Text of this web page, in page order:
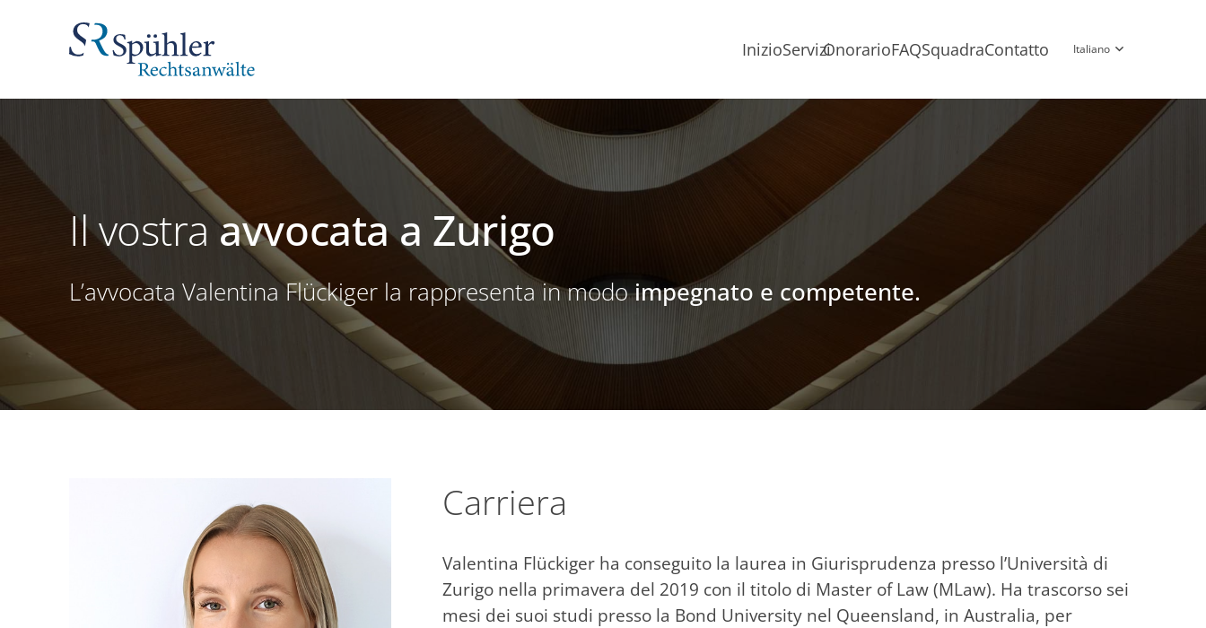
InizioServiziOnorarioFAQSquadraContatto Italiano
Il vostraavvocata a Zurigo
L’avvocata Valentina Flückiger la rappresenta in modoimpegnato e competente.
Carriera
Valentina Flückiger ha conseguito la laurea in Giurisprudenza presso l’Università di
Zurigo nella primavera del 2019 con il titolo di Master of Law (MLaw). Ha trascorso sei
mesi dei suoi studi presso la Bond University nel Queensland, in Australia, per